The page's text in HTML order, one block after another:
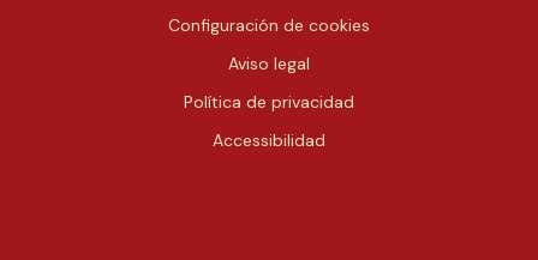
Configuración de cookies
Aviso legal
Política de privacidad
Accessibilidad